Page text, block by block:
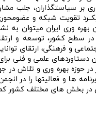
بر سیاستگذاران، جلب
تقویت شبکه و
بهره وری ایران میتوان به
سطح کشور، توسعه و
و فرهنگی، ارتقای
دستاوردهای علمی و فنی
در حوزه بهره وری و تلاش در
آنها اشاره کرد. با استقرار هیات مدیره جدید از سال ،1389 برنامه ها
در بخش های مختلف کشور